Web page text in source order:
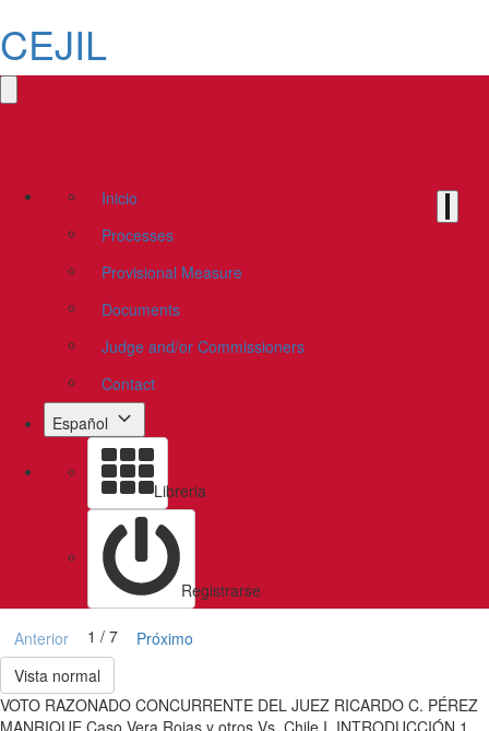
CEJIL
Inicio
Processes
Provisional Measure
Documents
Judge and/or Commissioners
Contact
Español
Libreria
Registrarse
Anterior 1 / 7
Próximo
Vista normal
VOTO RAZONADO CONCURRENTE DEL JUEZ RICARDO C. PÉREZ
MANRIQUE Caso Vera Rojas y otros Vs. Chile I. INTRODUCCIÓN 1.